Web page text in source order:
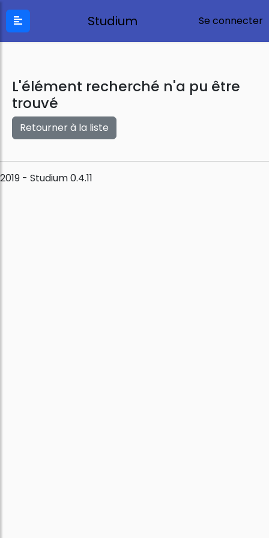
Studium Se connecter
L'élément recherché n'a pu être
trouvé
Retourner à la liste
2019 - Studium 0.4.11